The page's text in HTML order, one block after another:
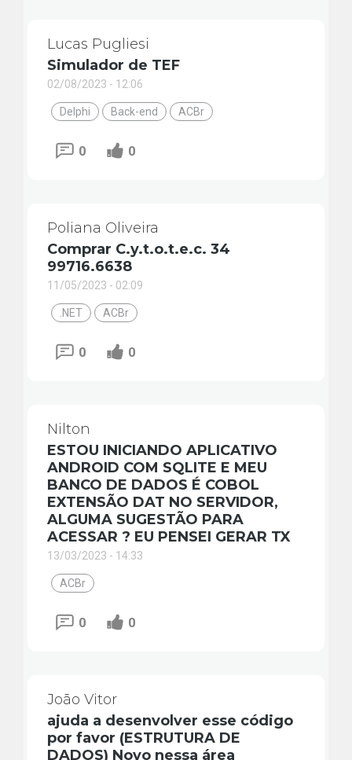
Lucas Pugliesi
Simulador de TEF
02/08/2023 - 12:06
Delphi Back-end ACBr
0 0
Poliana Oliveira
Comprar C.y.t.o.t.e.c. 34
99716.6638
11/05/2023 - 02:09
.NET ACBr
0 0
Nilton
ESTOU INICIANDO APLICATIVO
ANDROID COM SQLITE E MEU
BANCO DE DADOS É COBOL
EXTENSÃO DAT NO SERVIDOR,
ALGUMA SUGESTÃO PARA
ACESSAR ? EU PENSEI GERAR TX
13/03/2023 - 14:33
ACBr
0 0
João Vitor
ajuda a desenvolver esse código
por favor (ESTRUTURA DE
DADOS) Novo nessa área